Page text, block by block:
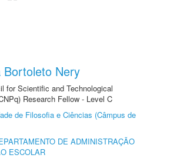
Bortoleto Nery
for Scientific and Technological
Research Fellow - Level C
de Filosofia e Ciências (Câmpus de
DE ADMINISTRAÇÃO
ESCOLAR